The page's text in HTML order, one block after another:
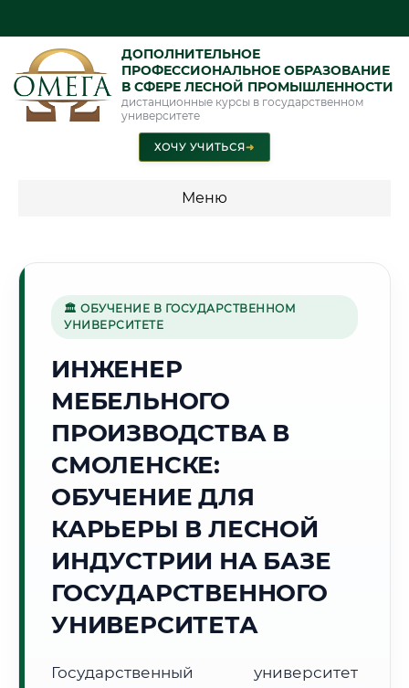
ДОПОЛНИТЕЛЬНОЕ
ПРОФЕССИОНАЛЬНОЕ ОБРАЗОВАНИЕ
В СФЕРЕ ЛЕСНОЙ ПРОМЫШЛЕННОСТИ
дистанционные курсы в государственном
университете
ХОЧУ УЧИТЬСЯ➜
Меню
промышленность"
Г. СМОЛЕНСК
Точное местное время:
10:04:43
Пятница, 7 Августа
2026 г.
🌅 Восход:05:12 🌇 Закат: 20:42
Световой день:15 ч. 30 мин.
Субъект:
Смоленская область
🏛 ОБУЧЕНИЕ В ГОСУДАРСТВЕННОМ
УНИВЕРСИТЕТЕ
ИНЖЕНЕР
МЕБЕЛЬНОГО
ПРОИЗВОДСТВА В
СМОЛЕНСКЕ:
ОБУЧЕНИЕ ДЛЯ
КАРЬЕРЫ В ЛЕСНОЙ
ИНДУСТРИИ НА БАЗЕ
ГОСУДАРСТВЕННОГО
УНИВЕРСИТЕТА
Государственный университет